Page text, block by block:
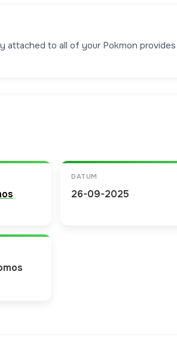
attached to all of your Pokmon
DATUM
26-09-2025